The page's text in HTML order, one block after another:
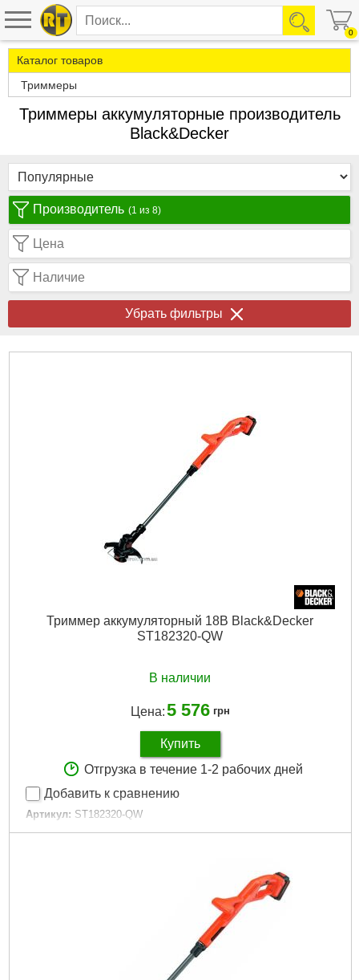
0
Каталог товаров
Триммеры
Триммеры аккумуляторные производитель
Black&Decker
Производитель (1 из 8)
Цена
Наличие
Убрать фильтры
Триммер аккумуляторный 18В Black&Decker
ST182320-QW
В наличии
Цена:5 576 грн
Купить
Отгрузка в течение 1-2 рабочих дней
Добавить к сравнению
Артикул: ST182320-QW
Код товара: 25.70.78
Максимальное количество оборотов: 9000 об/мин
Подробнее...